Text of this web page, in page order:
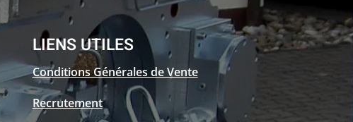
LIENS UTILES
Conditions Générales de Vente
Recrutement